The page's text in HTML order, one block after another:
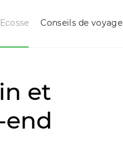
Conseils de voyage
et